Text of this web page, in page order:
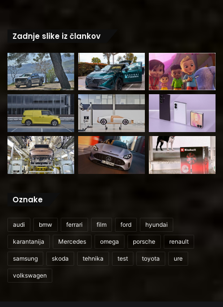
Zadnje slike iz člankov
Oznake
audi bmw ferrari film ford hyundai
karantanija Mercedes omega porsche renault
samsung skoda tehnika test toyota ure
volkswagen